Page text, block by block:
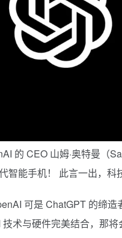
的 CEO 山姆·奥特曼（
能手机！ 此言一出，科
可是 ChatGPT 的缔造
术与硬件完美结合，那将